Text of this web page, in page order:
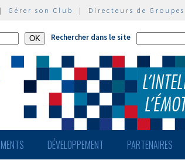
Gérer son Club | Directeurs de Groupes
Rechercher dans le site
DÉVELOPPEMENT PARTENAIRES